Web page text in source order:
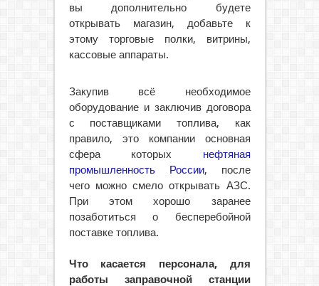
вы дополнительно будете
открывать магазин, добавьте к
этому торговые полки, витрины,
кассовые аппараты.
Закупив всё необходимое
оборудование и заключив договора
с поставщиками топлива, как
правило, это компании основная
сфера которых нефтяная
промышленность России, после
чего можно смело открывать АЗС.
При этом хорошо заранее
позаботиться о бесперебойной
поставке топлива.
Что касается персонала, для
работы заправочной станции